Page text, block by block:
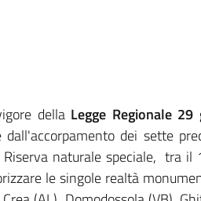
della Legge Regionale
dall'accorpamento dei sette
naturale speciale, tra
le singole realtà